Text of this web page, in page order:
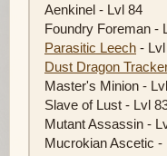
Aenkinel - Lvl 84
Foundry Foreman -
Parasitic Leech -
Dust Dragon
Master's Minion -
Slave of Lust - Lvl
Mutant Assassin -
Mucrokian Ascetic -